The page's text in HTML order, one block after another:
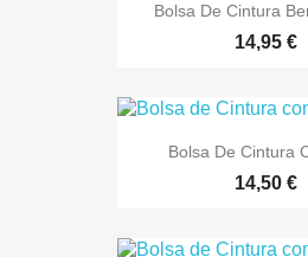
Bolsa De Cintura
14,95 €
Bolsa De Cintura
14,50 €